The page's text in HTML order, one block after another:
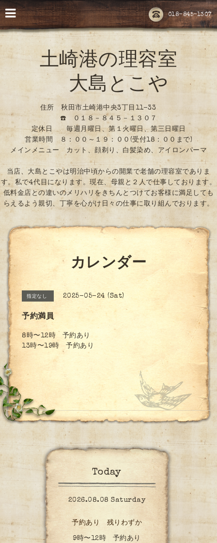
018-845-1307
土崎港の理容室
大島とこや
住所 秋田市土崎港中央3丁目11-33
☎️ ０１８－８４５－１３０７
定休日 毎週月曜日、第１火曜日、第三日曜日
営業時間 ８：００～１９：００(受付18：００まで)
メインメニュー カット、顔剃り、白髪染め、アイロンパーマ
当店、大島とこやは明治中頃からの開業で老舗の理容室でありま
す。私で4代目になります。現在、母親と２人で仕事しております。
低料金店との違いのメリハリをきちんとつけてお客様に満足しても
らえるよう親切、丁寧を心がけ日々の仕事に取り組んでおります。
カレンダー
指定なし 2025-05-24 (Sat)
予約満員
8時〜12時 予約あり
13時〜19時 予約あり
Today
2026.08.08 Saturday
予約あり 残りわずか
9時〜12時 予約あり